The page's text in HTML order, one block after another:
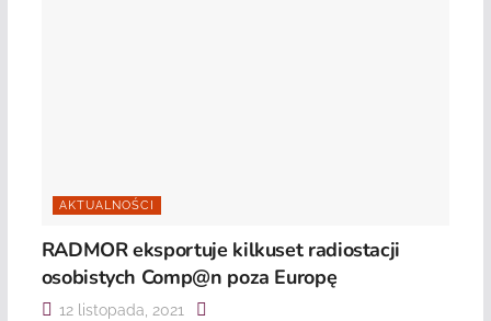
AKTUALNOŚCI
RADMOR eksportuje kilkuset radiostacji
osobistych Comp@n poza Europę
12 listopada, 2021